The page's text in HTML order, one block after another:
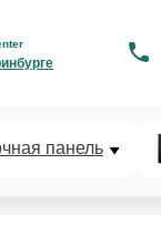
панель